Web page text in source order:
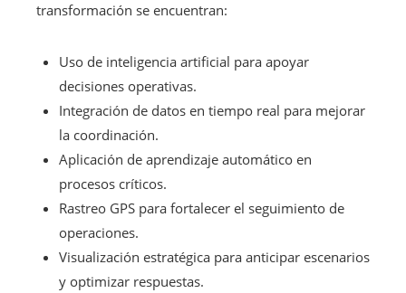
transformación se encuentran:
Uso de inteligencia artificial para apoyar
decisiones operativas.
Integración de datos en tiempo real para mejorar
la coordinación.
Aplicación de aprendizaje automático en
procesos críticos.
Rastreo GPS para fortalecer el seguimiento de
operaciones.
Visualización estratégica para anticipar escenarios
y optimizar respuestas.